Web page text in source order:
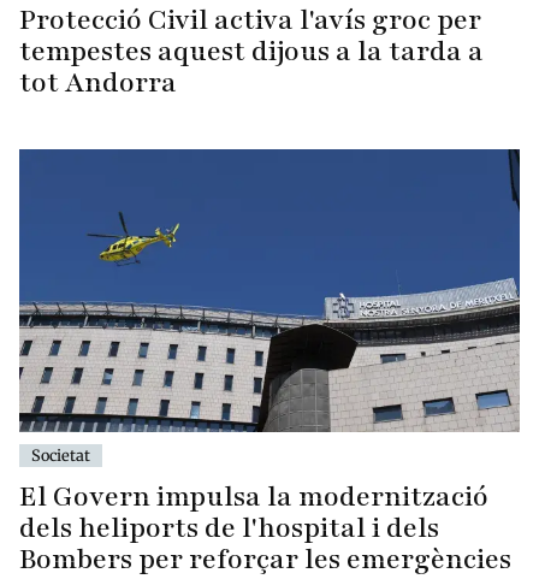
Protecció Civil activa l'avís groc per
tempestes aquest dijous a la tarda a
tot Andorra
Societat
El Govern impulsa la modernització
dels heliports de l'hospital i dels
Bombers per reforçar les emergències